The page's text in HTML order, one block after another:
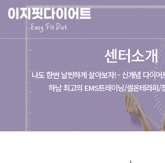
센터소개
나도 한번 날씬하게 살아보자! - 신개념 다이
하남 최고의 EMS트레이닝/셀온테라피/